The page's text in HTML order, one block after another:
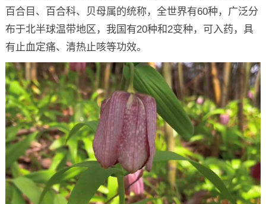
百合目、百合科、贝母属的统称，全世界有60种，广泛分
布于北半球温带地区，我国有20种和2变种，可入药，具
有止血定痛、清热止咳等功效。